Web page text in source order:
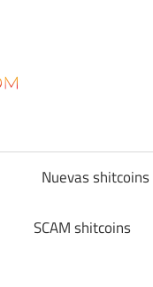
Nuevas shitcoins
SCAM shitcoins